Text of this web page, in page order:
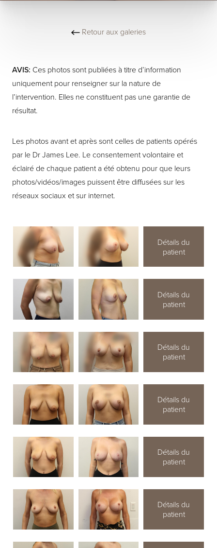
Retour aux galeries
AVIS: Ces photos sont publiées à titre d’information
uniquement pour renseigner sur la nature de
l’intervention. Elles ne constituent pas une garantie de
résultat.
Les photos avant et après sont celles de patients opérés
par le Dr James Lee. Le consentement volontaire et
éclairé de chaque patient a été obtenu pour que leurs
photos/vidéos/images puissent être diffusées sur les
réseaux sociaux et sur internet.
Détails du
patient
Détails du
patient
Détails du
patient
Détails du
patient
Détails du
patient
Détails du
patient